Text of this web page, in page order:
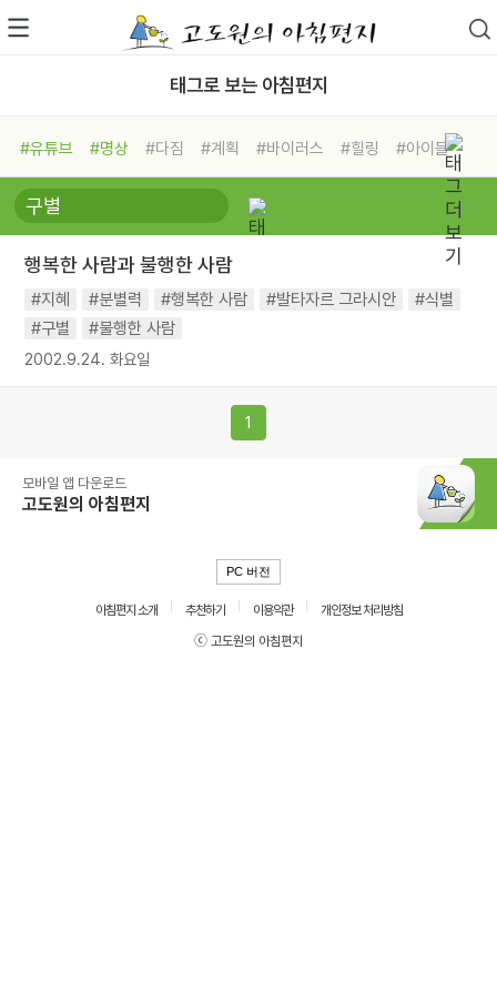
태그로 보는 아침편지
#유튜브 #명상 #다짐 #계획 #바이러스 #힐링
#아이들
#비전캠프
#독서캠프 #삶
#희망
#나눔 #친구 #링컨학교
#독서
#건강 #면역력
행복한 사람과 불행한 사람
#지혜 #분별력 #행복한 사람 #발타자르 그라시안
#식별
#구별
#불행한 사람
2002.9.24. 화요일
1
모바일 앱 다운로드
고도원의 아침편지
PC 버전
아침편지 소개 추천하기 이용약관
개인정보 처리방침
ⓒ 고도원의 아침편지